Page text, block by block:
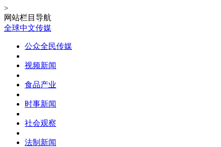
>
网站栏目导航
全球中文传媒
公众全民传媒
视频新闻
食品产业
时事新闻
社会观察
法制新闻